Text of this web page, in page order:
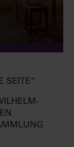
SEITE“